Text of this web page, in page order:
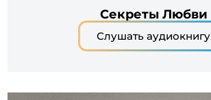
Секреты Любви
Слушать аудиокнигу